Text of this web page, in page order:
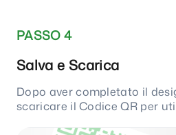
PASSO 4
Salva e Scarica
Dopo aver completato il
scaricare il Codice QR per